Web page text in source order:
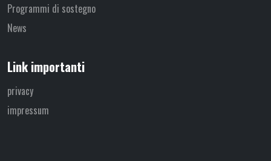
Programmi di sostegno
News
Link importanti
privacy
impressum